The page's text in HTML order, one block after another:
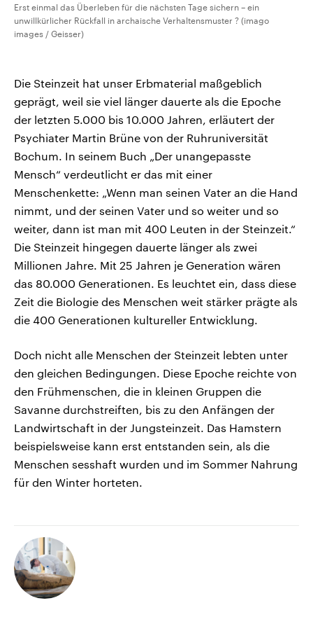
Erst einmal das Überleben für die nächsten Tage sichern – ein
unwillkürlicher Rückfall in archaische Verhaltensmuster ? (imago
images / Geisser)
Die Steinzeit hat unser Erbmaterial maßgeblich
geprägt, weil sie viel länger dauerte als die Epoche
der letzten 5.000 bis 10.000 Jahren, erläutert der
Psychiater Martin Brüne von der Ruhruniversität
Bochum. In seinem Buch „Der unangepasste
Mensch“ verdeutlicht er das mit einer
Menschenkette: „Wenn man seinen Vater an die Hand
nimmt, und der seinen Vater und so weiter und so
weiter, dann ist man mit 400 Leuten in der Steinzeit.“
Die Steinzeit hingegen dauerte länger als zwei
Millionen Jahre. Mit 25 Jahren je Generation wären
das 80.000 Generationen. Es leuchtet ein, dass diese
Zeit die Biologie des Menschen weit stärker prägte als
die 400 Generationen kultureller Entwicklung.
Doch nicht alle Menschen der Steinzeit lebten unter
den gleichen Bedingungen. Diese Epoche reichte von
den Frühmenschen, die in kleinen Gruppen die
Savanne durchstreiften, bis zu den Anfängen der
Landwirtschaft in der Jungsteinzeit. Das Hamstern
beispielsweise kann erst entstanden sein, als die
Menschen sesshaft wurden und im Sommer Nahrung
für den Winter horteten.